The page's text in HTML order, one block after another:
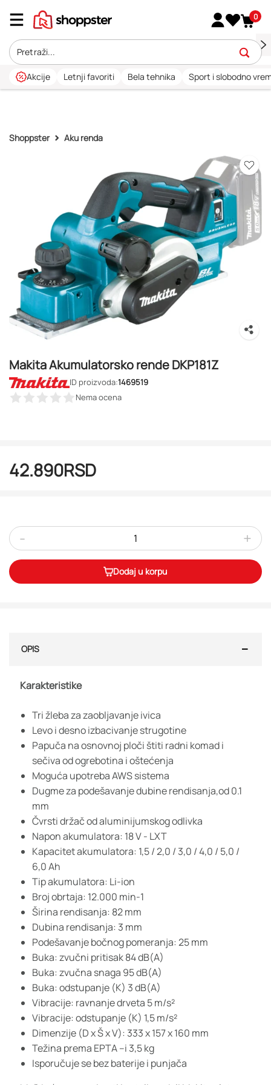
0
Akcije Letnji favoriti Bela tehnika Sport i slobodno
Shoppster Aku renda
Makita Akumulatorsko rende DKP181Z
ID proizvoda:1469519
Nema ocena
42.890RSD
- +
Dodaj u korpu
OPIS
Karakteristike
Tri žleba za zaobljavanje ivica
Levo i desno izbacivanje strugotine
Papuča na osnovnoj ploči štiti radni komad i
sečiva od ogrebotina i oštećenja
Moguća upotreba AWS sistema
Dugme za podešavanje dubine rendisanja,od 0.1
mm
Čvrsti držač od aluminijumskog odlivka
Napon akumulatora: 18 V - LXT
Kapacitet akumulatora: 1,5 / 2,0 / 3,0 / 4,0 / 5,0 /
6,0 Ah
Tip akumulatora: Li-ion
Broj obrtaja: 12.000 min-1
Širina rendisanja: 82 mm
Dubina rendisanja: 3 mm
Podešavanje bočnog pomeranja: 25 mm
Buka: zvučni pritisak 84 dB(A)
Buka: zvučna snaga 95 dB(A)
Buka: odstupanje (K) 3 dB(A)
Vibracije: ravnanje drveta 5 m/s²
Vibracije: odstupanje (K) 1,5 m/s²
Dimenzije (D x Š x V): 333 x 157 x 160 mm
Težina prema EPTA –i 3,5 kg
Isporučuje se bez baterije i punjača